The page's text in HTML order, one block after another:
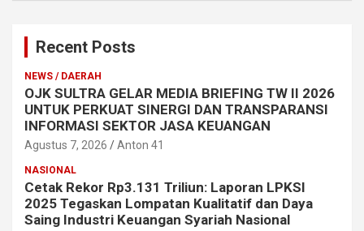
Recent Posts
NEWS / DAERAH
OJK SULTRA GELAR MEDIA BRIEFING TW II 2026
UNTUK PERKUAT SINERGI DAN TRANSPARANSI
INFORMASI SEKTOR JASA KEUANGAN
Agustus 7, 2026 Anton 41
NASIONAL
Cetak Rekor Rp3.131 Triliun: Laporan LPKSI
2025 Tegaskan Lompatan Kualitatif dan Daya
Saing Industri Keuangan Syariah Nasional